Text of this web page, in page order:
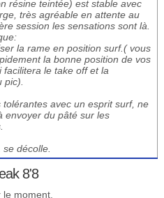
résine teintée) est stable avec
très agréable en attente au
session les sensations sont là.
la rame en position surf.( vous
la bonne position de vos
facilitera le take off et la
pic).
tolérantes avec un esprit surf, ne
envoyer du pâté sur les
décolle.
8'8
moment.